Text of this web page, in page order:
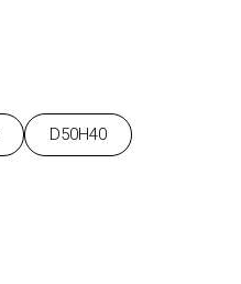
D50H40